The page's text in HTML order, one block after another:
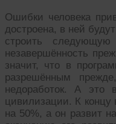
Ошибки человека
достроена, в ней
строить
незавершённость
значит, что в
разрешённым
недоработок. А это
цивилизации. К концу
на 50%, а он развит